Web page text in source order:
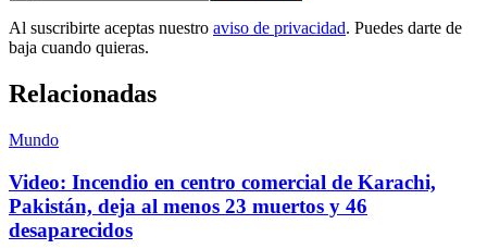
Al suscribirte aceptas nuestro aviso de privacidad. Puedes darte de
baja cuando quieras.
Relacionadas
Mundo
Video: Incendio en centro comercial de Karachi,
Pakistán, deja al menos 23 muertos y 46
desaparecidos